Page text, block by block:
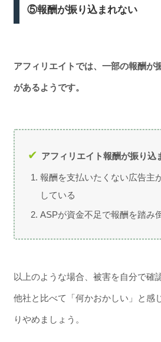
⑤報酬が振り込まれない
アフィリエイトでは、一部の報酬が
があるようです。
アフィリエイト報酬が振り込
報酬を支払いたくない広告主
している
ASPが資金不足で報酬を踏み
以上のような場合、被害を自分で確
他社と比べて「何かおかしい」と感
りやめましょう。